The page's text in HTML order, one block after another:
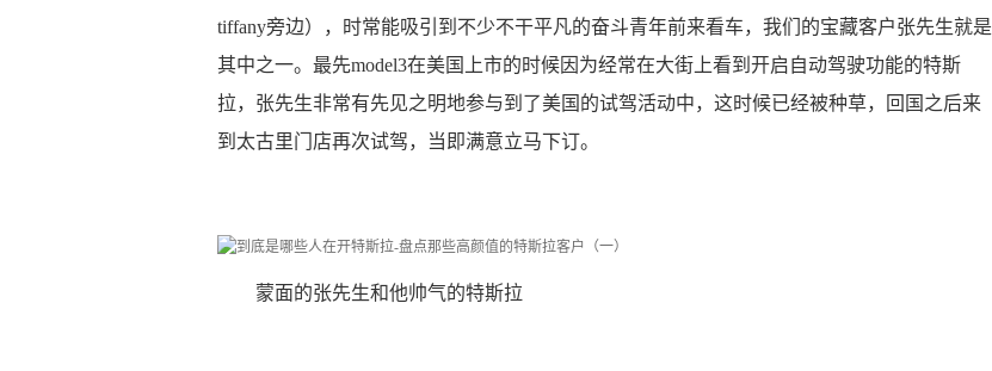
tiffany旁边），时常能吸引到不少不干平凡的奋斗青年前来看车，我们的宝藏客户张先生就是
其中之一。最先model3在美国上市的时候因为经常在大街上看到开启自动驾驶功能的特斯
拉，张先生非常有先见之明地参与到了美国的试驾活动中，这时候已经被种草，回国之后来
到太古里门店再次试驾，当即满意立马下订。
蒙面的张先生和他帅气的特斯拉